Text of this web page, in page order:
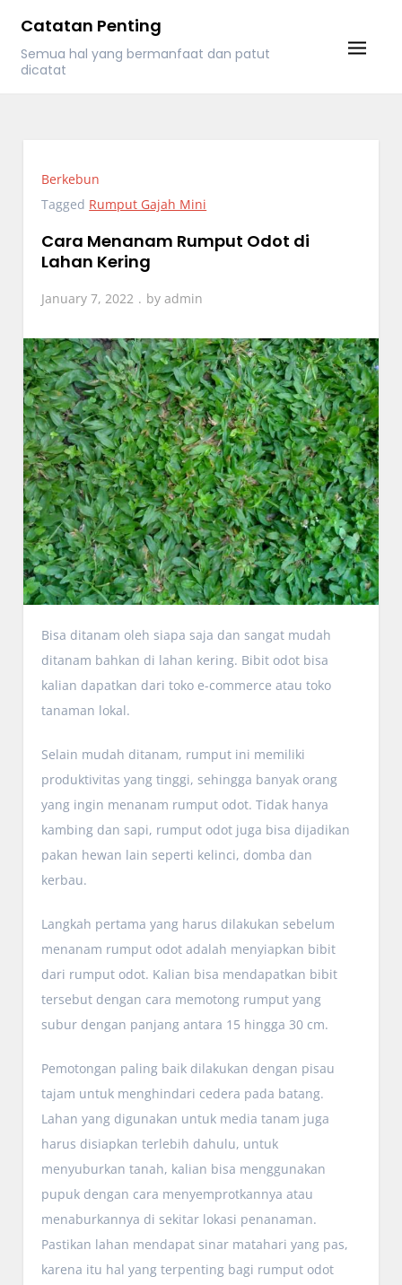
content
Catatan Penting
Semua hal yang bermanfaat dan patut
dicatat
Berkebun
Tagged Rumput Gajah Mini
Cara Menanam Rumput Odot di
Lahan Kering
January 7, 2022 byadmin
Bisa ditanam oleh siapa saja dan sangat mudah
ditanam bahkan di lahan kering. Bibit odot bisa
kalian dapatkan dari toko e-commerce atau toko
tanaman lokal.
Selain mudah ditanam, rumput ini memiliki
produktivitas yang tinggi, sehingga banyak orang
yang ingin menanam rumput odot. Tidak hanya
kambing dan sapi, rumput odot juga bisa dijadikan
pakan hewan lain seperti kelinci, domba dan
kerbau.
Langkah pertama yang harus dilakukan sebelum
menanam rumput odot adalah menyiapkan bibit
dari rumput odot. Kalian bisa mendapatkan bibit
tersebut dengan cara memotong rumput yang
subur dengan panjang antara 15 hingga 30 cm.
Pemotongan paling baik dilakukan dengan pisau
tajam untuk menghindari cedera pada batang.
Lahan yang digunakan untuk media tanam juga
harus disiapkan terlebih dahulu, untuk
menyuburkan tanah, kalian bisa menggunakan
pupuk dengan cara menyemprotkannya atau
menaburkannya di sekitar lokasi penanaman.
Pastikan lahan mendapat sinar matahari yang pas,
karena itu hal yang terpenting bagi rumput odot